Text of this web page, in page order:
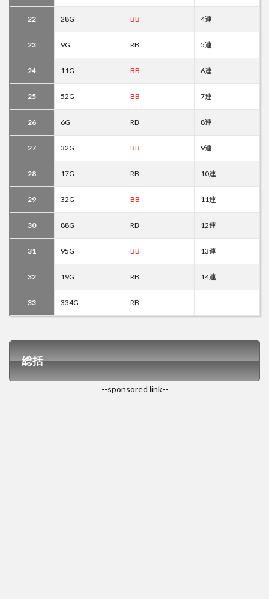
22 28G BB 4連
23 9G RB 5連
24 11G BB 6連
25 52G BB 7連
26 6G RB 8連
27 32G BB 9連
28 17G RB 10連
29 32G BB 11連
30 88G RB 12連
31 95G BB 13連
32 19G RB 14連
33 334G RB
総括
--sponsored link--